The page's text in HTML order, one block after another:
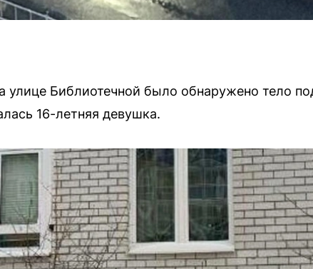
улице Библиотечной было обнаружено тело
16-летняя девушка.